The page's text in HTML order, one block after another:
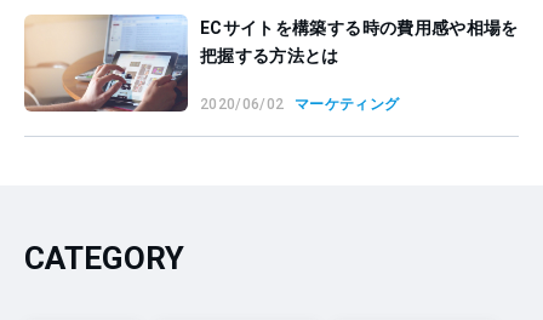
ECサイトを構築する時の費用感や相場を
把握する方法とは
2020/06/02 マーケティング
CATEGORY